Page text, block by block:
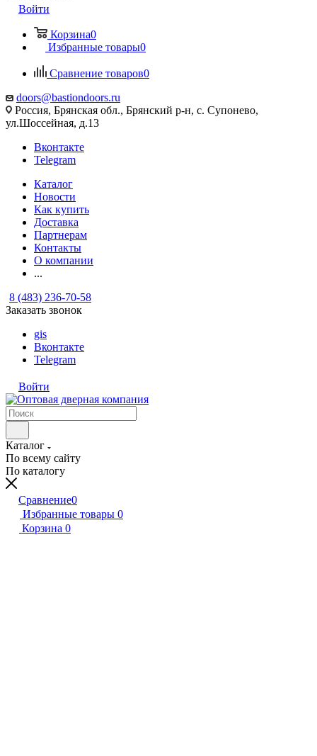
Войти
Корзина0
Избранные товары0
Сравнение товаров0
doors@bastiondoors.ru
Россия, Брянская обл., Брянский р-н, с. Супонево,
ул.Шоссейная, д.13
Вконтакте
Telegram
Каталог
Новости
Как купить
Доставка
Партнерам
Контакты
О компании
...
8 (483) 236-70-58
Заказать звонок
gis
Вконтакте
Telegram
Войти
Каталог
По всему сайту
По каталогу
Сравнение0
Избранные товары 0
Корзина 0